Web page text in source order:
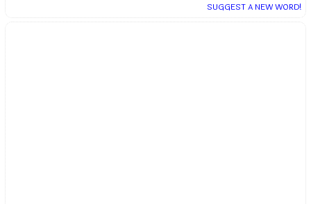
SUGGEST A NEW WORD!